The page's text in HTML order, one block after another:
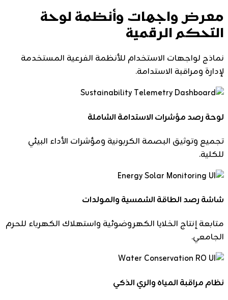
معرض واجهات وأنظمة لوحة
التحكم الرقمية
نماذج لواجهات الاستخدام للأنظمة الفرعية المستخدمة
لإدارة ومراقبة الاستدامة.
لوحة رصد مؤشرات الاستدامة الشاملة
تجميع وتوثيق البصمة الكربونية ومؤشرات الأداء البيئي
للكلية.
شاشة رصد الطاقة الشمسية والمولدات
متابعة إنتاج الخلايا الكهروضوئية واستهلاك الكهرباء للحرم
الجامعي.
نظام مراقبة المياه والري الذكي